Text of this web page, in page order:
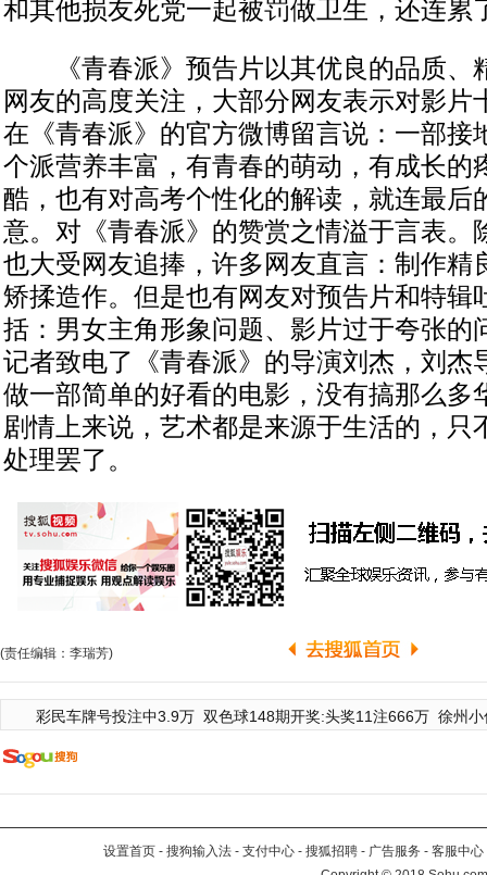
和其他损友死党一起被罚做卫生，还连累
《青春派》预告片以其优良的品质、
网友的高度关注，大部分网友表示对影片
在《青春派》的官方微博留言说：一部接
个派营养丰富，有青春的萌动，有成长的
酷，也有对高考个性化的解读，就连最后
意。对《青春派》的赞赏之情溢于言表。
也大受网友追捧，许多网友直言：制作精
矫揉造作。但是也有网友对预告片和特辑
括：男女主角形象问题、影片过于夸张的
记者致电了《青春派》的导演刘杰，刘杰
做一部简单的好看的电影，没有搞那么多
剧情上来说，艺术都是来源于生活的，只
处理罢了。
(责任编辑：李瑞芳)
彩民车牌号投注中3.9万 双色球148期开奖:头奖11注666万 徐州
设置首页 - 搜狗输入法 - 支付中心 - 搜狐招聘 - 广告服务 - 客服中心